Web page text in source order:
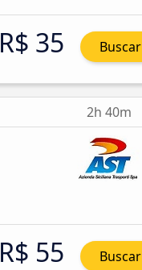
R$ 35 Buscar
2h 40m
R$ 55 Buscar